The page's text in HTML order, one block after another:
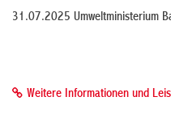
31.07.2025 Umweltministerium
Weitere Informationen und